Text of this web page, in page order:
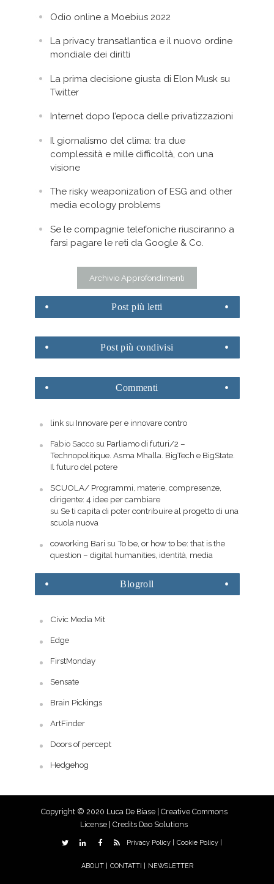
Odio online a Moebius 2022
La privacy transatlantica e il nuovo ordine
mondiale dei diritti
La prima decisione giusta di Elon Musk su
Twitter
Internet dopo l’epoca delle privatizzazioni
Il giornalismo del clima: tra due
complessità e mille difficoltà, con una
visione
The risky weaponization of ESG and other
media ecology problems
Se le compagnie telefoniche riusciranno a
farsi pagare le reti da Google & Co.
Archivio Approfondimenti
Post più letti
Post più condivisi
Commenti
linksu Innovare per e innovare contro
Fabio Saccosu Parliamo di futuri/2 –
Technopolitique. Asma Mhalla. BigTech e BigState.
Il futuro del potere
SCUOLA/ Programmi, materie, compresenze,
dirigente: 4 idee per cambiare
su Se ti capita di poter contribuire al progetto di una
scuola nuova
coworking Bari suTo be, or how to be: that is the
question – digital humanities, identità, media
Blogroll
Civic Media Mit
Edge
FirstMonday
Sensate
Brain Pickings
ArtFinder
Doors of percept
Hedgehog
Copyright © 2020 Luca De Biase | Creative Commons
License | Credits Dao Solutions
Privacy Policy | Cookie Policy |
ABOUT | CONTATTI | NEWSLETTER